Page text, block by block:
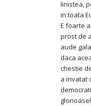
linistea,
in toata
E foarte
prost de
aude
daca
chestie
a invatat